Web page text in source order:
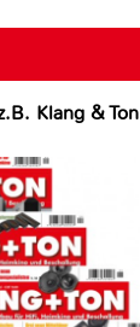
Klang & Ton